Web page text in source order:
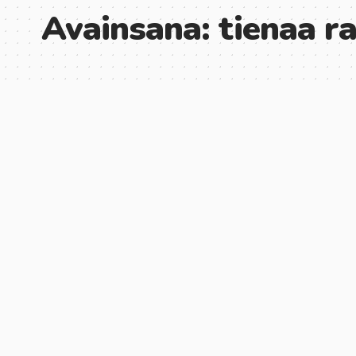
Avainsana: tienaa